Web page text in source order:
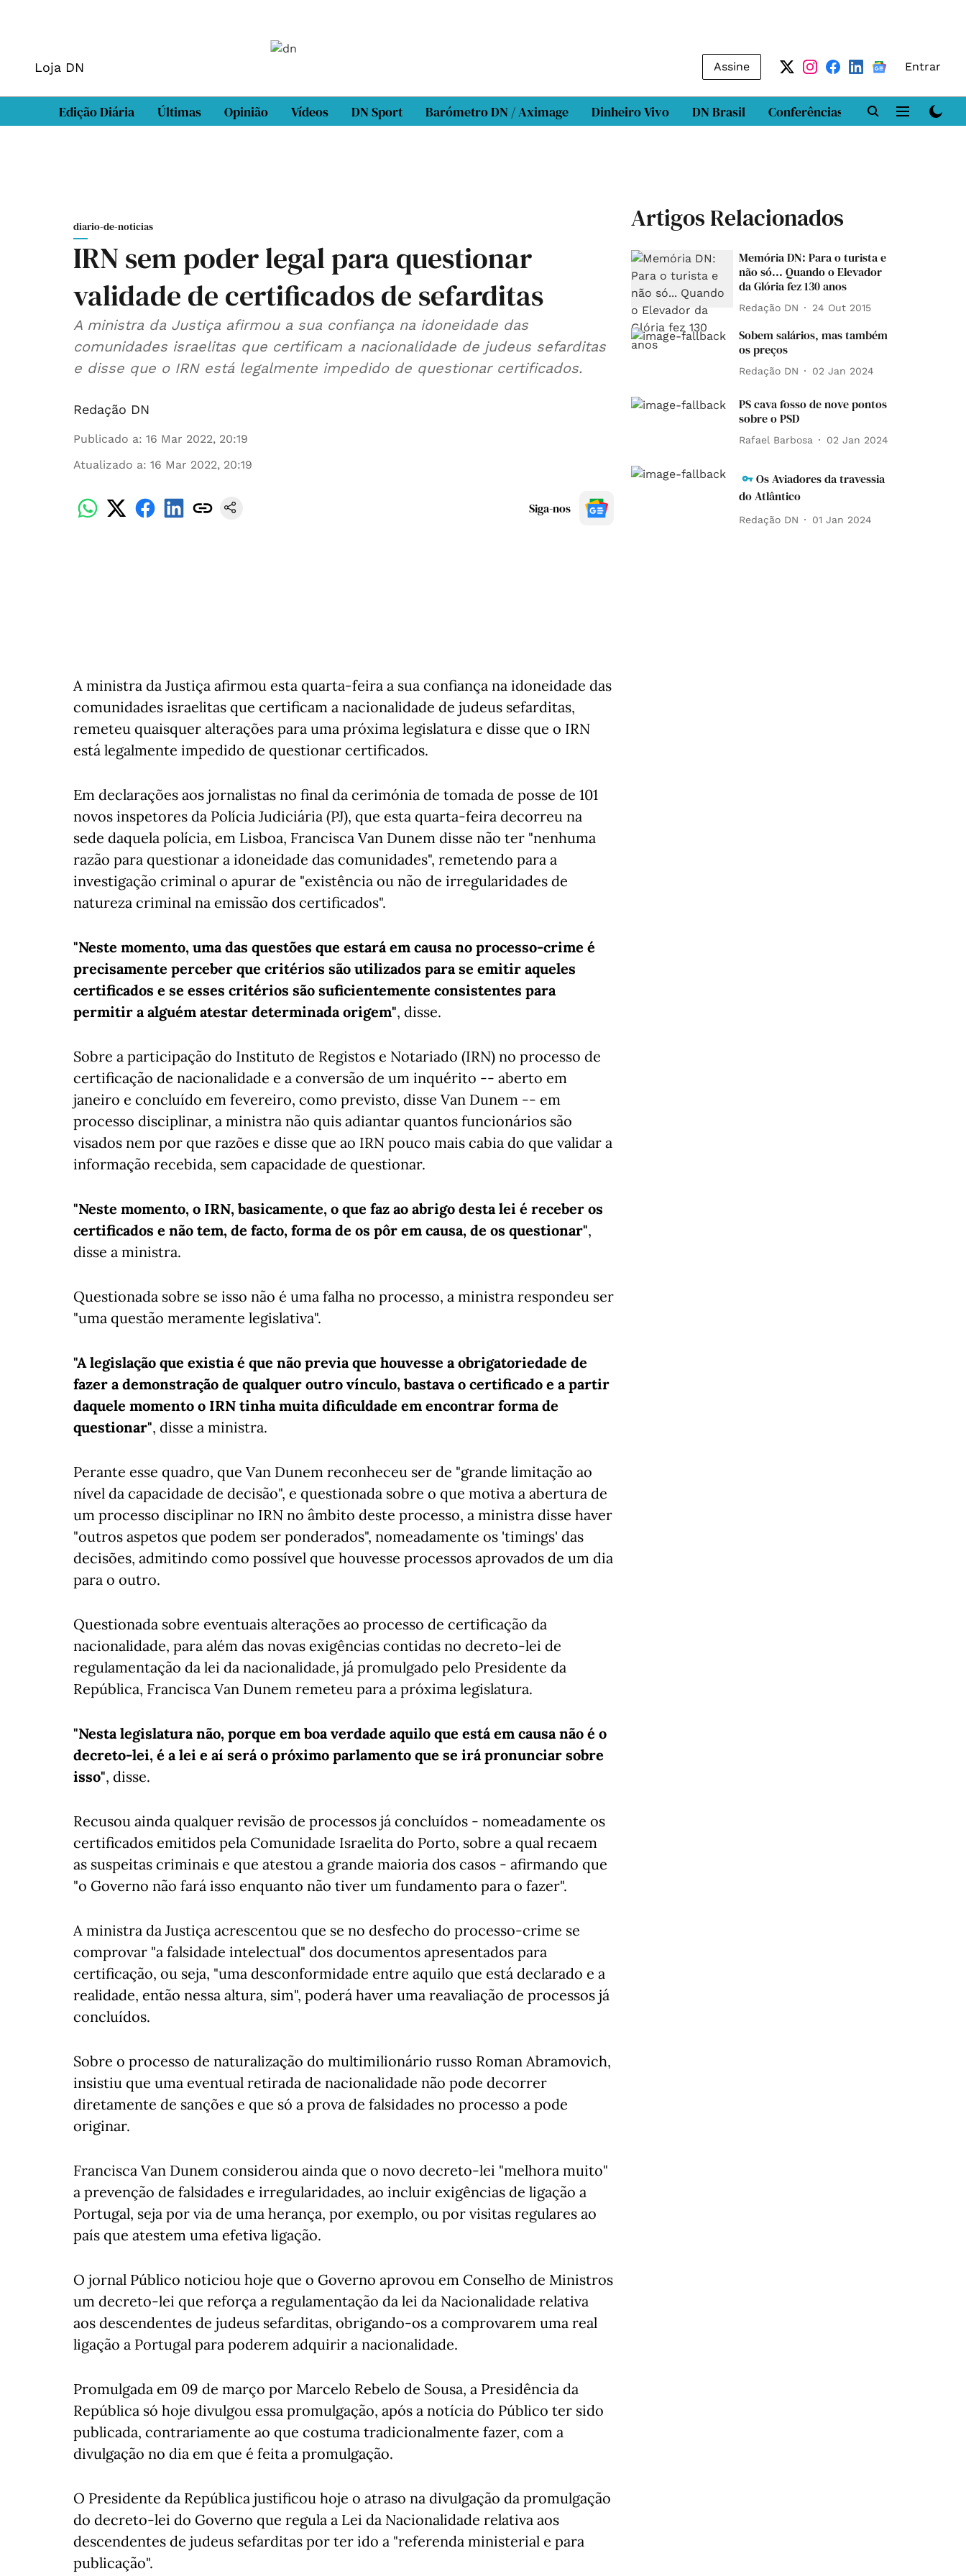
Loja DN Assine Entrar
Edição Diária Últimas Opinião Vídeos DN Sport Barómetro DN / Aximage Dinheiro Vivo DN Brasil Conferências DN LAB
diario-de-noticias
IRN sem poder legal para questionar
validade de certificados de sefarditas
A ministra da Justiça afirmou a sua confiança na idoneidade das
comunidades israelitas que certificam a nacionalidade de judeus sefarditas
e disse que o IRN está legalmente impedido de questionar certificados.
Redação DN
Publicado a: 16 Mar 2022, 20:19
Atualizado a: 16 Mar 2022, 20:19
Siga-nos
A ministra da Justiça afirmou esta quarta-feira a sua confiança na idoneidade das
comunidades israelitas que certificam a nacionalidade de judeus sefarditas,
remeteu quaisquer alterações para uma próxima legislatura e disse que o IRN
está legalmente impedido de questionar certificados.
Em declarações aos jornalistas no final da cerimónia de tomada de posse de 101
novos inspetores da Polícia Judiciária (PJ), que esta quarta-feira decorreu na
sede daquela polícia, em Lisboa, Francisca Van Dunem disse não ter "nenhuma
razão para questionar a idoneidade das comunidades", remetendo para a
investigação criminal o apurar de "existência ou não de irregularidades de
natureza criminal na emissão dos certificados".
"Neste momento, uma das questões que estará em causa no processo-crime é
precisamente perceber que critérios são utilizados para se emitir aqueles
certificados e se esses critérios são suficientemente consistentes para
permitir a alguém atestar determinada origem", disse.
Sobre a participação do Instituto de Registos e Notariado (IRN) no processo de
certificação de nacionalidade e a conversão de um inquérito -- aberto em
janeiro e concluído em fevereiro, como previsto, disse Van Dunem -- em
processo disciplinar, a ministra não quis adiantar quantos funcionários são
visados nem por que razões e disse que ao IRN pouco mais cabia do que validar a
informação recebida, sem capacidade de questionar.
"Neste momento, o IRN, basicamente, o que faz ao abrigo desta lei é receber os
certificados e não tem, de facto, forma de os pôr em causa, de os questionar",
disse a ministra.
Questionada sobre se isso não é uma falha no processo, a ministra respondeu ser
"uma questão meramente legislativa".
"A legislação que existia é que não previa que houvesse a obrigatoriedade de
fazer a demonstração de qualquer outro vínculo, bastava o certificado e a partir
daquele momento o IRN tinha muita dificuldade em encontrar forma de
questionar", disse a ministra.
Perante esse quadro, que Van Dunem reconheceu ser de "grande limitação ao
nível da capacidade de decisão", e questionada sobre o que motiva a abertura de
um processo disciplinar no IRN no âmbito deste processo, a ministra disse haver
"outros aspetos que podem ser ponderados", nomeadamente os 'timings' das
decisões, admitindo como possível que houvesse processos aprovados de um dia
para o outro.
Questionada sobre eventuais alterações ao processo de certificação da
nacionalidade, para além das novas exigências contidas no decreto-lei de
regulamentação da lei da nacionalidade, já promulgado pelo Presidente da
República, Francisca Van Dunem remeteu para a próxima legislatura.
"Nesta legislatura não, porque em boa verdade aquilo que está em causa não é o
decreto-lei, é a lei e aí será o próximo parlamento que se irá pronunciar sobre
isso", disse.
Recusou ainda qualquer revisão de processos já concluídos - nomeadamente os
certificados emitidos pela Comunidade Israelita do Porto, sobre a qual recaem
as suspeitas criminais e que atestou a grande maioria dos casos - afirmando que
"o Governo não fará isso enquanto não tiver um fundamento para o fazer".
A ministra da Justiça acrescentou que se no desfecho do processo-crime se
comprovar "a falsidade intelectual" dos documentos apresentados para
certificação, ou seja, "uma desconformidade entre aquilo que está declarado e a
realidade, então nessa altura, sim", poderá haver uma reavaliação de processos já
concluídos.
Sobre o processo de naturalização do multimilionário russo Roman Abramovich,
insistiu que uma eventual retirada de nacionalidade não pode decorrer
diretamente de sanções e que só a prova de falsidades no processo a pode
originar.
Francisca Van Dunem considerou ainda que o novo decreto-lei "melhora muito"
a prevenção de falsidades e irregularidades, ao incluir exigências de ligação a
Portugal, seja por via de uma herança, por exemplo, ou por visitas regulares ao
país que atestem uma efetiva ligação.
O jornal Público noticiou hoje que o Governo aprovou em Conselho de Ministros
um decreto-lei que reforça a regulamentação da lei da Nacionalidade relativa
aos descendentes de judeus sefarditas, obrigando-os a comprovarem uma real
ligação a Portugal para poderem adquirir a nacionalidade.
Promulgada em 09 de março por Marcelo Rebelo de Sousa, a Presidência da
República só hoje divulgou essa promulgação, após a notícia do Público ter sido
publicada, contrariamente ao que costuma tradicionalmente fazer, com a
divulgação no dia em que é feita a promulgação.
O Presidente da República justificou hoje o atraso na divulgação da promulgação
do decreto-lei do Governo que regula a Lei da Nacionalidade relativa aos
descendentes de judeus sefarditas por ter ido a "referenda ministerial e para
publicação".
Artigos Relacionados
Memória DN: Para o turista e
não só... Quando o Elevador
da Glória fez 130 anos
Redação DN 24 Out 2015
Sobem salários, mas também
os preços
Redação DN 02 Jan 2024
PS cava fosso de nove pontos
sobre o PSD
Rafael Barbosa 02 Jan 2024
Os Aviadores da travessia
do Atlântico
Redação DN 01 Jan 2024